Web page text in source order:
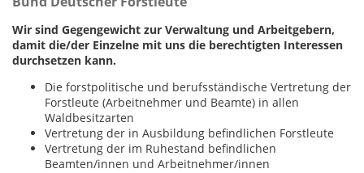
Wir sind Gegengewicht zur Verwaltung und Arbeitgebern,
damit die/der Einzelne mit uns die berechtigten Interessen
durchsetzen kann.
Die forstpolitische und berufsständische Vertretung der
Forstleute (Arbeitnehmer und Beamte) in allen
Waldbesitzarten
Vertretung der in Ausbildung befindlichen Forstleute
Vertretung der im Ruhestand befindlichen
Beamten/innen und Arbeitnehmer/innen